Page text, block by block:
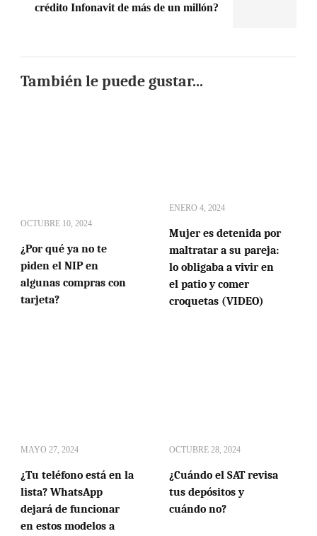
crédito Infonavit de más de un millón?
También le puede gustar...
OCTUBRE 10, 2024
¿Por qué ya no te
piden el NIP en
algunas compras con
tarjeta?
ENERO 4, 2024
Mujer es detenida por
maltratar a su pareja:
lo obligaba a vivir en
el patio y comer
croquetas (VIDEO)
MAYO 27, 2024
¿Tu teléfono está en la
lista? WhatsApp
dejará de funcionar
en estos modelos a
OCTUBRE 28, 2024
¿Cuándo el SAT revisa
tus depósitos y
cuándo no?